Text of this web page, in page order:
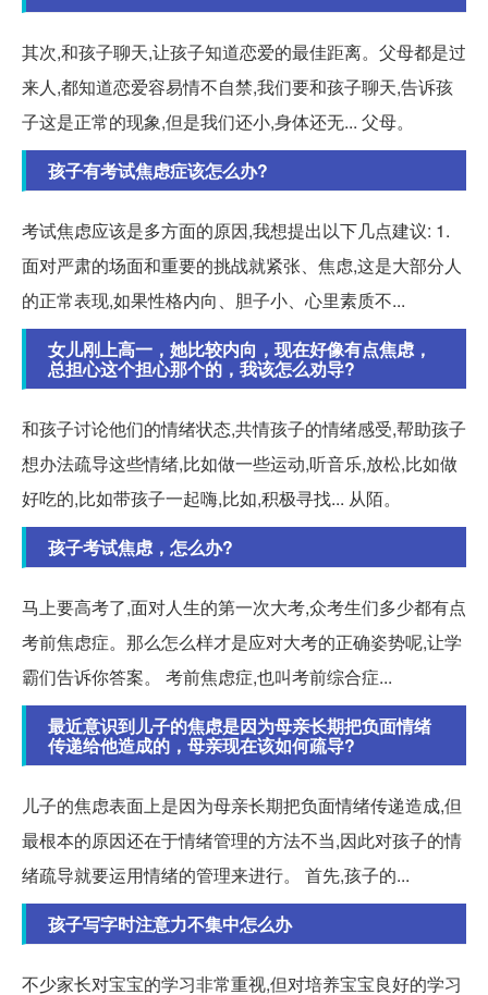
其次,和孩子聊天,让孩子知道恋爱的最佳距离。父母都是过
来人,都知道恋爱容易情不自禁,我们要和孩子聊天,告诉孩
子这是正常的现象,但是我们还小,身体还无... 父母。
孩子有考试焦虑症该怎么办?
考试焦虑应该是多方面的原因,我想提出以下几点建议: 1.
面对严肃的场面和重要的挑战就紧张、焦虑,这是大部分人
的正常表现,如果性格内向、胆子小、心里素质不...
女儿刚上高一，她比较内向，现在好像有点焦虑，
总担心这个担心那个的，我该怎么劝导?
和孩子讨论他们的情绪状态,共情孩子的情绪感受,帮助孩子
想办法疏导这些情绪,比如做一些运动,听音乐,放松,比如做
好吃的,比如带孩子一起嗨,比如,积极寻找... 从陌。
孩子考试焦虑，怎么办?
马上要高考了,面对人生的第一次大考,众考生们多少都有点
考前焦虑症。那么怎么样才是应对大考的正确姿势呢,让学
霸们告诉你答案。 考前焦虑症,也叫考前综合症...
最近意识到儿子的焦虑是因为母亲长期把负面情绪
传递给他造成的，母亲现在该如何疏导?
儿子的焦虑表面上是因为母亲长期把负面情绪传递造成,但
最根本的原因还在于情绪管理的方法不当,因此对孩子的情
绪疏导就要运用情绪的管理来进行。 首先,孩子的...
孩子写字时注意力不集中怎么办
不少家长对宝宝的学习非常重视,但对培养宝宝良好的学习